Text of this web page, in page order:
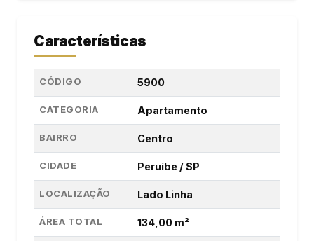
Características
CÓDIGO 5900
CATEGORIA Apartamento
BAIRRO Centro
CIDADE Peruíbe / SP
LOCALIZAÇÃO Lado Linha
ÁREA TOTAL 134,00 m²